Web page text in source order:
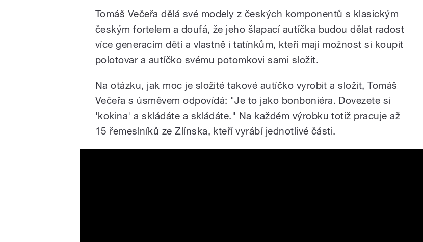
Tomáš Večeřa dělá své modely z českých komponentů s klasickým
českým fortelem a doufá, že jeho šlapací autíčka budou dělat radost
více generacím dětí a vlastně i tatínkům, kteří mají možnost si koupit
polotovar a autíčko svému potomkovi sami složit.
Na otázku, jak moc je složité takové autíčko vyrobit a složit, Tomáš
Večeřa s úsměvem odpovídá: "Je to jako bonboniéra. Dovezete si
'kokina' a skládáte a skládáte." Na každém výrobku totiž pracuje až
15 řemeslníků ze Zlínska, kteří vyrábí jednotlivé části.